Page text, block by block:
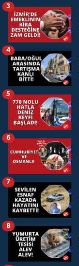
3
4
5
6
7
8